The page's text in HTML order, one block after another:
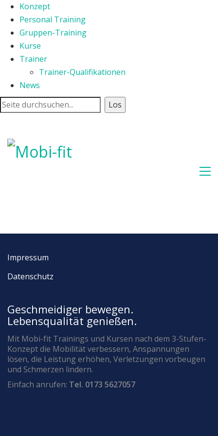
Konzept
Personal Training
Gruppen-Training
Kurse
Trainer
Trainer-Qualifikationen
News
Impressum
Datenschutz
Geschmeidiger bewegen.
Lebensqualität genießen.
Mit Mobi-fit Trainings und Kursen nach dem 3-Stufen-
Konzept die Mobilität verbessern, Anspannungen
lösen, die Leistung erhöhen, Verletzungen vorbeugen
und Schmerzen lindern.
Einfach anrufen: Tel. 0173 5627057